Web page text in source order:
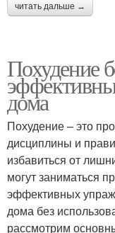
читать дальше →
Похудение
дома
Похудение – это
дисциплины и
избавиться от
могут заниматься
эффективных
дома без
рассмотрим